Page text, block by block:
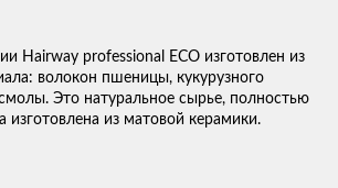
Hairway professional ECO изготовлен из
волокон пшеницы, кукурузного
Это натуральное сырье, полностью
изготовлена из матовой керамики.